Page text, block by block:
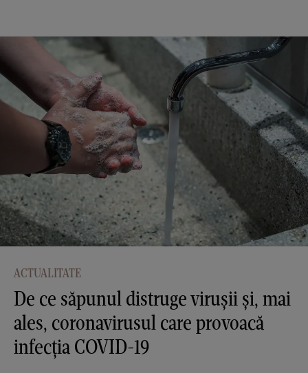
ACTUALITATE
De ce săpunul distruge virușii și, mai
ales, coronavirusul care provoacă
infecția COVID-19